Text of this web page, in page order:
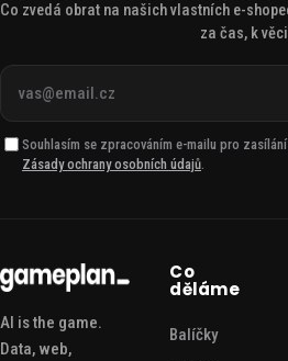
Co zvedá obrat na našich vlastních e-
za čas, k
Váš
Souhlasím se zpracováním e-mailu pro
Zásady ochrany osobních údajů.
AI is the game.
Data, web,
Co
děláme
Balíčky